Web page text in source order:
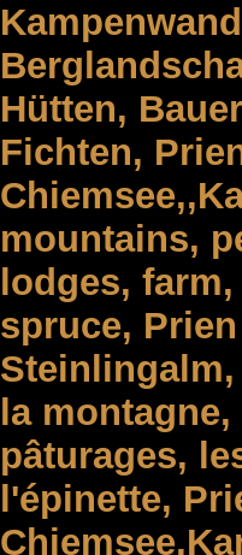
Hütten,
Fichten,
mountains,
lodges,
spruce,
la
pâturages,
l'épinette,